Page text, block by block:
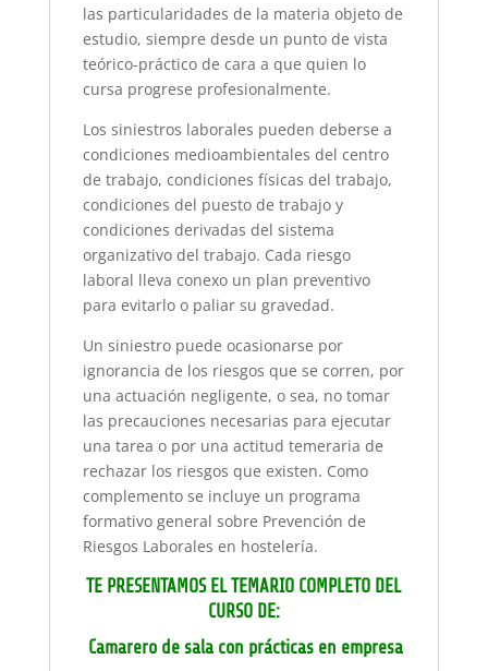
las particularidades de la materia objeto de
estudio, siempre desde un punto de vista
teórico-práctico de cara a que quien lo
cursa progrese profesionalmente.
Los siniestros laborales pueden deberse a
condiciones medioambientales del centro
de trabajo, condiciones físicas del trabajo,
condiciones del puesto de trabajo y
condiciones derivadas del sistema
organizativo del trabajo. Cada riesgo
laboral lleva conexo un plan preventivo
para evitarlo o paliar su gravedad.
Un siniestro puede ocasionarse por
ignorancia de los riesgos que se corren, por
una actuación negligente, o sea, no tomar
las precauciones necesarias para ejecutar
una tarea o por una actitud temeraria de
rechazar los riesgos que existen. Como
complemento se incluye un programa
formativo general sobre Prevención de
Riesgos Laborales en hostelería.
TE PRESENTAMOS EL TEMARIO COMPLETO DEL
CURSO DE:
Camarero de sala con prácticas en empresa